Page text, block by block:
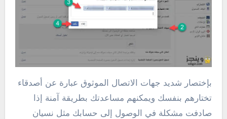
بإختصار شديد جهات الاتصال الموثوق عبارة عن أصدقاء
تختارهم بنفسك ويمكنهم مساعدتك بطريقة آمنة إذا
صادفت مشكلة في الوصول إلى حسابك مثل نسيان